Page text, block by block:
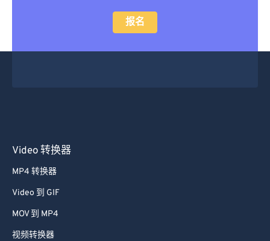
报名
Video 转换器
MP4 转换器
Video 到 GIF
MOV 到 MP4
视频转换器